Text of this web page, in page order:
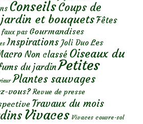
ConseilsCoups de
jardin et bouquetsFêtes
faux pas Gourmandises
Inspirations Joli Duo Les
Non classé Oiseaux du
du jardinPetites
Plantes sauvages
vous? Revue de presse
Travaux du mois
Vivaces Vivaces couvre-sol